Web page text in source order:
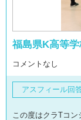
福島県K高等学
コメントなし
アスフィール回
この度はクラTコン